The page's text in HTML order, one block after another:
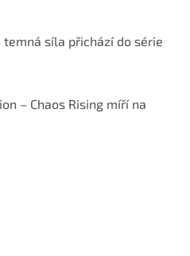
temná síla přichází do série
– Chaos Rising míří na